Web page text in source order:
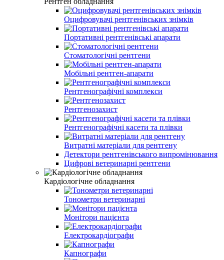
Оцифровувачі рентгенівських знімків
Портативні рентгенівські апарати
Стоматологічні рентгени
Мобільні рентген-апарати
Рентгенографічні комплекси
Рентгенозахист
Рентгенографічні касети та плівки
Витратні матеріали для рентгену
Детектори рентгенівського випромінювання
Цифрові ветеринарні рентгени
Кардіологічне обладнання
Тонометри ветеринарні
Монітори пацієнта
Електрокардіографи
Капнографи